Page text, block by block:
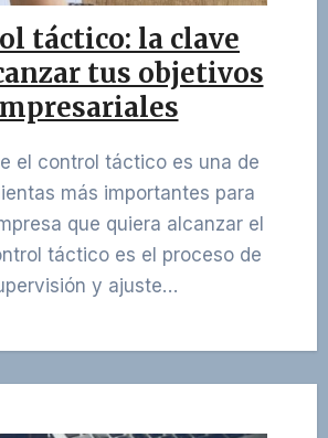
táctico: la clave
tus objetivos
más importantes para
que quiera alcanzar el
táctico es el proceso de
y ajuste…